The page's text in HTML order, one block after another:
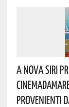
A Nova Siri
Provenienti